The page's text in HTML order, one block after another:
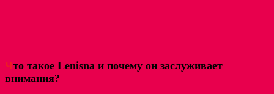
Что такое Lenisna и почему он заслуживает
внимания?